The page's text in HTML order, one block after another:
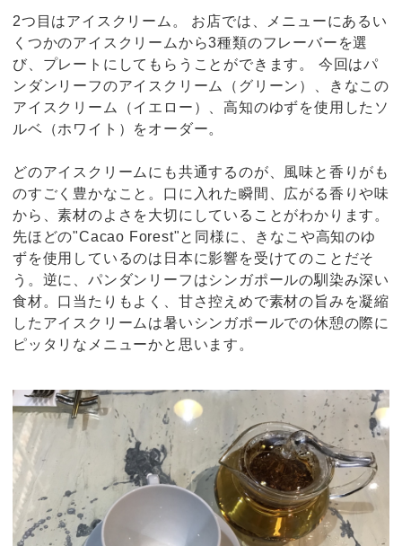
2つ目はアイスクリーム。 お店では、メニューにあるい
くつかのアイスクリームから3種類のフレーバーを選
び、プレートにしてもらうことができます。 今回はパ
ンダンリーフのアイスクリーム（グリーン）、きなこの
アイスクリーム（イエロー）、高知のゆずを使用したソ
ルベ（ホワイト）をオーダー。
どのアイスクリームにも共通するのが、風味と香りがも
のすごく豊かなこと。口に入れた瞬間、広がる香りや味
から、素材のよさを大切にしていることがわかります。
先ほどの"Cacao Forest"と同様に、きなこや高知のゆ
ずを使用しているのは日本に影響を受けてのことだそ
う。逆に、パンダンリーフはシンガポールの馴染み深い
食材。口当たりもよく、甘さ控えめで素材の旨みを凝縮
したアイスクリームは暑いシンガポールでの休憩の際に
ピッタリなメニューかと思います。